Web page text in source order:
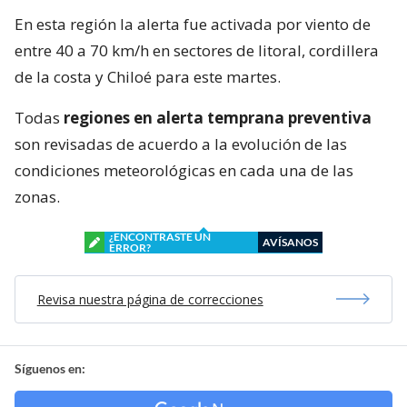
En esta región la alerta fue activada por viento de
entre 40 a 70 km/h en sectores de litoral, cordillera
de la costa y Chiloé para este martes.
Todas regiones en alerta temprana preventiva
son revisadas de acuerdo a la evolución de las
condiciones meteorológicas en cada una de las
zonas.
¿ENCONTRASTE UN
ERROR?
AVÍSANOS
Revisa nuestra página de correcciones
Síguenos en: